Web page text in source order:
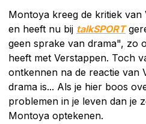
Montoya kreeg de kritiek
en heeft nu bij talkSPORT
geen sprake van drama", zo
heeft met Verstappen. Toch
ontkennen na de reactie van
drama is... Als je hier boos
problemen in je leven dan je
Montoya optekenen.